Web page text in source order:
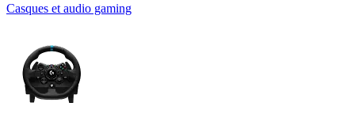
Casques et audio gaming